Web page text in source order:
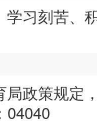
学习刻苦、
局政策规定
04040